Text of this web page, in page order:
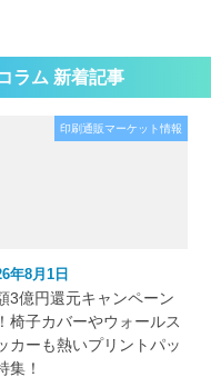
ラム 新着記事
印刷通販マーケット情報
年8月1日
3億円還元キャンペーン
椅子カバーやウォールス
カーも熱いプリントパッ
集！